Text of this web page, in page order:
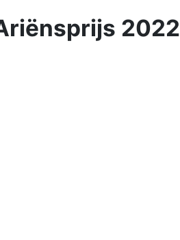
2022